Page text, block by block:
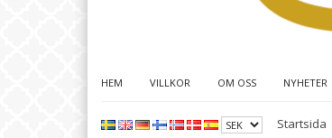
HEM VILLKOR OM OSS NYHETER
Startsida